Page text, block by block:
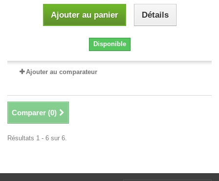
Ajouter au panier Détails
Disponible
Ajouter au comparateur
Comparer (0)
Résultats 1 - 6 sur 6.